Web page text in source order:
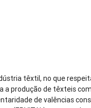
têxtil, no que
a produção de têxteis
de valências